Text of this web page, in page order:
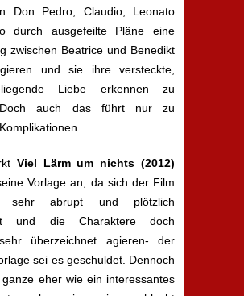
Don Pedro, Claudio, Leonato
durch ausgefeilte Pläne eine
zwischen Beatrice und Benedikt
und sie ihre versteckte,
Liebe erkennen zu
auch das führt nur zu
Viel Lärm um nichts (2012)
Vorlage an, da sich der Film
sehr abrupt und plötzlich
und die Charaktere doch
überzeichnet agieren- der
sei es geschuldet. Dennoch
eher wie ein interessantes